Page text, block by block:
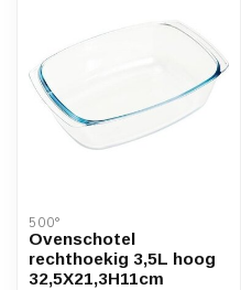
500°
Ovenschotel
rechthoekig 3,5L hoog
32,5X21,3H11cm